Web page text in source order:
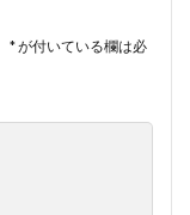
*が付いている欄は必